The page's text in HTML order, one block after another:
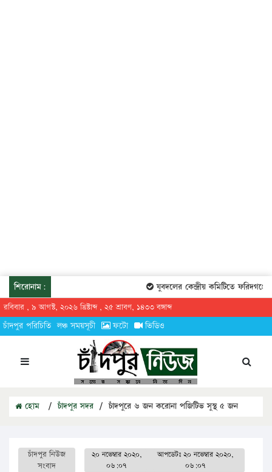
শিরোনাম: যুবদলের কেন্দ্রীয় কমিটিতে ফরিদগঞ্জের
রবিবার , ৯ আগস্ট, ২০২৬ খ্রিষ্টাব্দ , ২৫ শ্রাবণ, ১৪৩৩ বঙ্গাব্দ
চাঁদপুর পরিচিতি লঞ্চ সময়সূচী ফটো ভিডিও
হোম / চাঁদপুর সদর / চাঁদপুরে ৬ জন করোনা পজিটিভ সুস্থ ৫ জন
চাঁদপুর নিউজ
সংবাদ
২০ নভেম্বার ২০২০,
০৬:০৭
আপডেটঃ২০ নভেম্বার ২০২০,
০৬:০৭